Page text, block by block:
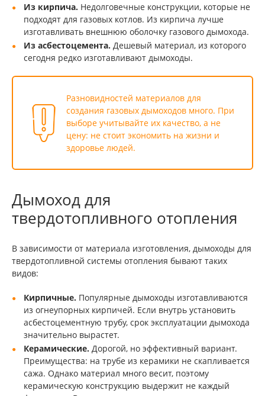
Из кирпича. Недолговечные конструкции, которые не
подходят для газовых котлов. Из кирпича лучше
изготавливать внешнюю оболочку газового дымохода.
Из асбестоцемента. Дешевый материал, из которого
сегодня редко изготавливают дымоходы.
Разновидностей материалов для
создания газовых дымоходов много. При
выборе учитывайте их качество, а не
цену: не стоит экономить на жизни и
здоровье людей.
Дымоход для
твердотопливного отопления
В зависимости от материала изготовления, дымоходы для
твердотопливной системы отопления бывают таких
видов:
Кирпичные. Популярные дымоходы изготавливаются
из огнеупорных кирпичей. Если внутрь установить
асбестоцементную трубу, срок эксплуатации дымохода
значительно вырастет.
Керамические. Дорогой, но эффективный вариант.
Преимущества: на трубе из керамики не скапливается
сажа. Однако материал много весит, поэтому
керамическую конструкцию выдержит не каждый